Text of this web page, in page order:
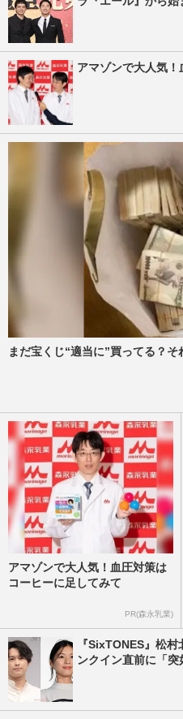
アマゾンで大人気
まだ宝くじ“適当に”買ってる？
アマゾンで大人気！血圧対策は
コーヒーに足してみて
PR(森永乳業)
『SixTONES』松
ンクイン直前に「突